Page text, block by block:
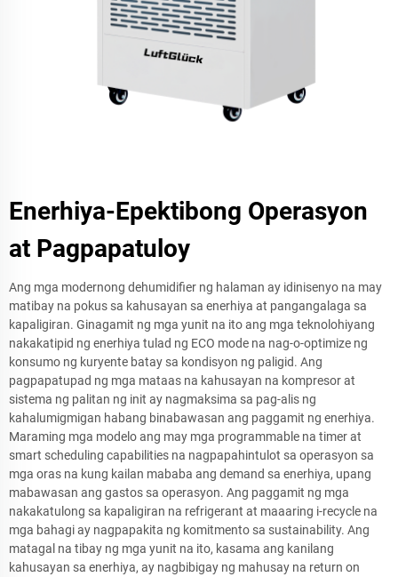
Enerhiya-Epektibong Operasyon
at Pagpapatuloy
Ang mga modernong dehumidifier ng halaman ay idinisenyo na may
matibay na pokus sa kahusayan sa enerhiya at pangangalaga sa
kapaligiran. Ginagamit ng mga yunit na ito ang mga teknolohiyang
nakakatipid ng enerhiya tulad ng ECO mode na nag-o-optimize ng
konsumo ng kuryente batay sa kondisyon ng paligid. Ang
pagpapatupad ng mga mataas na kahusayan na kompresor at
sistema ng palitan ng init ay nagmaksima sa pag-alis ng
kahalumigmigan habang binabawasan ang paggamit ng enerhiya.
Maraming mga modelo ang may mga programmable na timer at
smart scheduling capabilities na nagpapahintulot sa operasyon sa
mga oras na kung kailan mababa ang demand sa enerhiya, upang
mabawasan ang gastos sa operasyon. Ang paggamit ng mga
nakakatulong sa kapaligiran na refrigerant at maaaring i-recycle na
mga bahagi ay nagpapakita ng komitmento sa sustainability. Ang
matagal na tibay ng mga yunit na ito, kasama ang kanilang
kahusayan sa enerhiya, ay nagbibigay ng mahusay na return on